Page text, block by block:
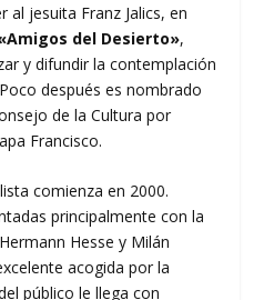
al jesuita Franz Jalics, en
del Desierto»,
y difundir la contemplación
después es nombrado
de la Cultura por
Francisco.
comienza en 2000.
principalmente con la
Hesse y Milán
acogida por la
público le llega con